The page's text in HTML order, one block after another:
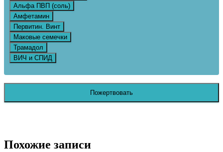
Альфа ПВП (соль)
Амфетамин
Первитин. Винт
Маковые семечки
Трамадол
ВИЧ и СПИД
Пожертвовать
Похожие записи